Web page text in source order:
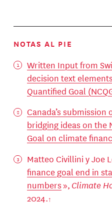
NOTAS AL PIE
Written Input from
decision text
Quantified Goal
Canada’s
bridging ideas on the
Goal on climate
Matteo Civillini y Joe
finance goal end in
numbers», Climate
2024.